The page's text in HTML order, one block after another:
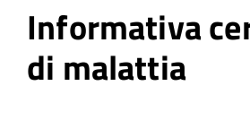
Informativa
di malattia